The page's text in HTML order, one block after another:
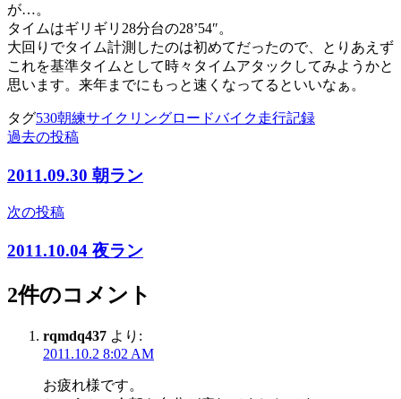
が…。
タイムはギリギリ28分台の28’54″。
大回りでタイム計測したのは初めてだったので、とりあえず
これを基準タイムとして時々タイムアタックしてみようかと
思います。来年までにもっと速くなってるといいなぁ。
タグ530朝練サイクリングロードバイク走行記録
投
稿
ビ
ゲ
ー
シ
過去の投稿
2011.09.30 朝ラン
次の投稿
2011.10.04 夜ラン
2件のコメント
rqmdq437 より:
2011.10.2 8:02 AM
お疲れ様です。